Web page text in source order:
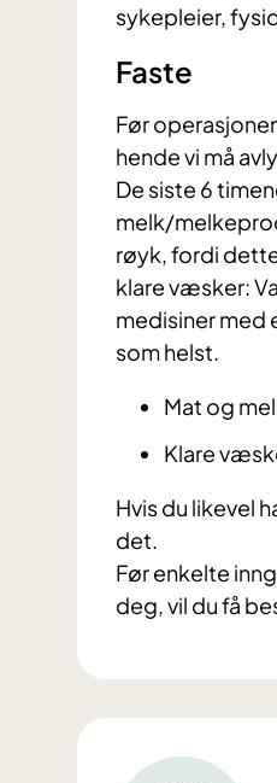
sykepleier,
Faste
​Før
hende vi må
De siste 6
melk/
røyk, fordi
klare væsker:
medisiner med
som helst.
Mat og
Klare
Hvis du likevel
det.
Før enkelte
deg, vil du få